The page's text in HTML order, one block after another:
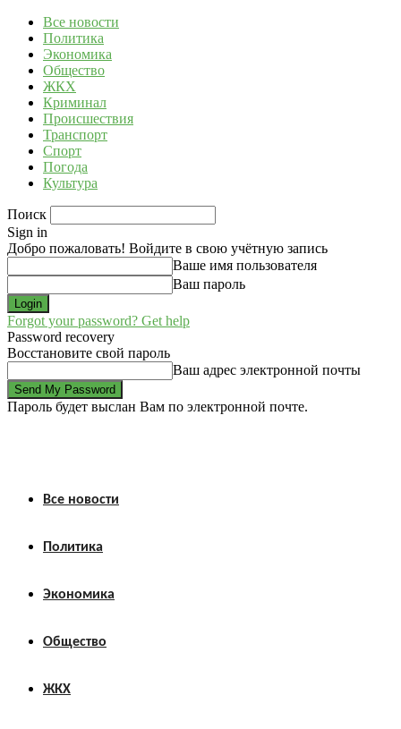
Все новости
Политика
Экономика
Общество
ЖКХ
Криминал
Происшествия
Транспорт
Спорт
Погода
Культура
Поиск
Sign in
Добро пожаловать! Войдите в свою учётную запись
Ваше имя пользователя
Ваш пароль
Forgot your password? Get help
Password recovery
Восстановите свой пароль
Ваш адрес электронной почты
Пароль будет выслан Вам по электронной почте.
Все новости
Политика
Экономика
Общество
ЖКХ